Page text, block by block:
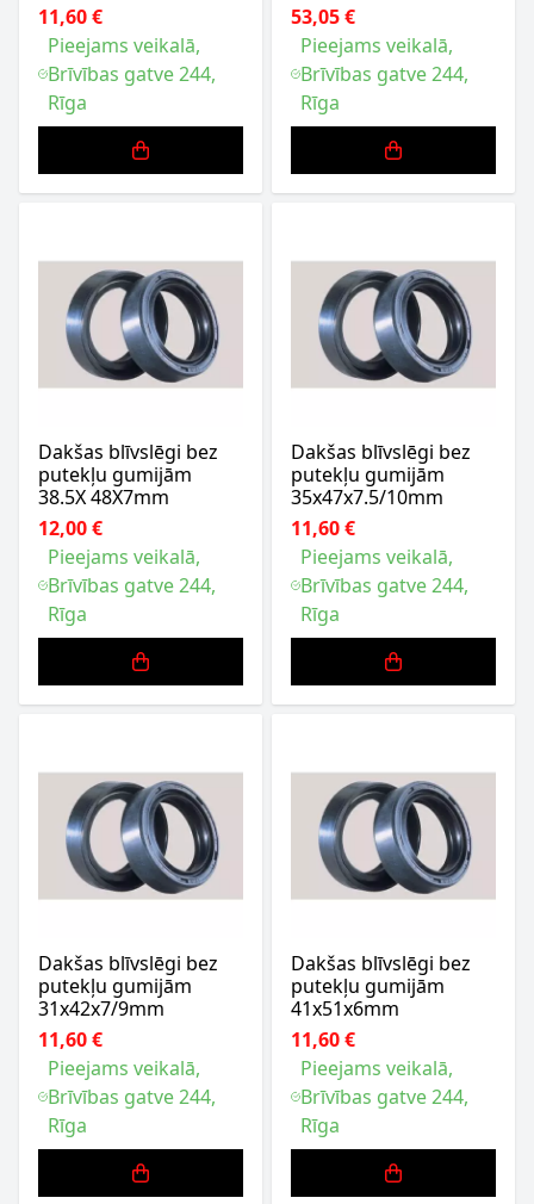
11,60 €
Pieejams veikalā,
Brīvības gatve 244,
Rīga
53,05 €
Pieejams veikalā,
Brīvības gatve 244,
Rīga
Dakšas blīvslēgi bez
putekļu gumijām
38.5X 48X7mm
12,00 €
Pieejams veikalā,
Brīvības gatve 244,
Rīga
Dakšas blīvslēgi bez
putekļu gumijām
35x47x7.5/10mm
11,60 €
Pieejams veikalā,
Brīvības gatve 244,
Rīga
Dakšas blīvslēgi bez
putekļu gumijām
31x42x7/9mm
11,60 €
Pieejams veikalā,
Brīvības gatve 244,
Rīga
Dakšas blīvslēgi bez
putekļu gumijām
41x51x6mm
11,60 €
Pieejams veikalā,
Brīvības gatve 244,
Rīga